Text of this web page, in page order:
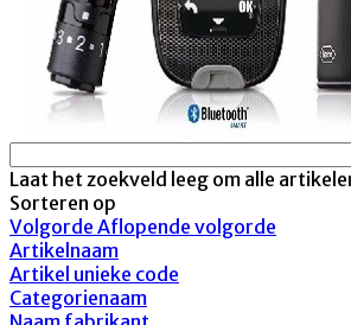
Laat het zoekveld leeg om alle
Sorteren op
Volgorde Aflopende volgorde
Artikelnaam
Artikel unieke code
Categorienaam